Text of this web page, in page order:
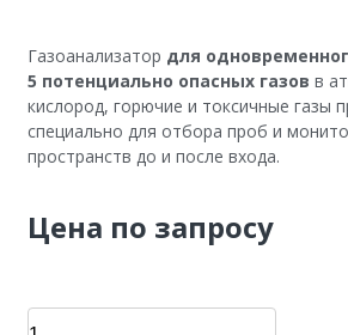
Газоанализатор для
5 потенциально опасных газов в
кислород, горючие и токсичные газы
специально для отбора проб и
пространств до и после входа.
Цена по запросу
Газоанализатор